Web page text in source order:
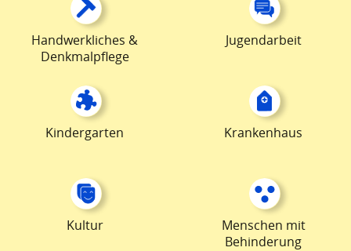
Handwerkliches &
Denkmalpflege
Jugendarbeit
Kindergarten Krankenhaus
Kultur
Menschen mit
Behinderung